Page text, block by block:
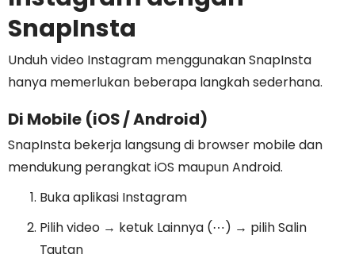
SnapInsta
Unduh video Instagram menggunakan SnapInsta
hanya memerlukan beberapa langkah sederhana.
Di Mobile (iOS / Android)
SnapInsta bekerja langsung di browser mobile dan
mendukung perangkat iOS maupun Android.
Buka aplikasi Instagram
Pilih video → ketuk Lainnya (⋯) → pilih Salin
Tautan